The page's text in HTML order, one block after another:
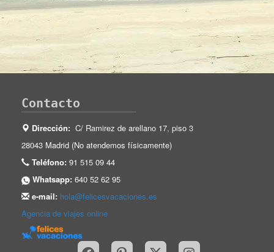
Contacto
Dirección: C/ Ramirez de arellano 17, piso 3
28043 Madrid (No atendemos físicamente)
Teléfono: 91 515 09 44
Whatsapp: 640 52 62 95
e-mail: hola@felicesvacaciones.es
Agencia de viajes online